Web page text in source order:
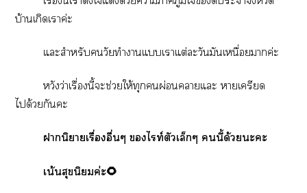
บ้านเกิดเาค่ะ
แะสำหรับวัยทำาแเาแต่ะวันมันเหนื่อยาค่ะ
หวังว่าเรื่องนี้ะช่วยให้ทุกผ่อนาแะ าเครียด
ได้วยกันะ
านิยายเรื่องอื่นๆ ไท์ตัวเล็กๆ นี้ด้วยะะ
เน้นสุขนิยมค่ะ🌻